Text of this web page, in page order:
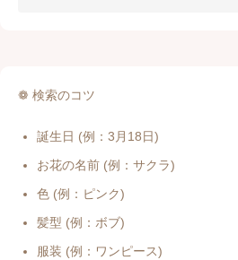
❁ 検索のコツ
誕生日 (例：3月18日)
お花の名前 (例：サクラ)
色 (例：ピンク)
髪型 (例：ボブ)
服装 (例：ワンピース)